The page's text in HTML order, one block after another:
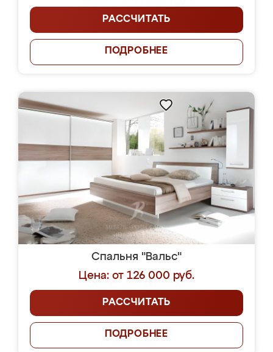
РАССЧИТАТЬ
ПОДРОБНЕЕ
Спальня "Вальс"
Цена: от 126 000 руб.
РАССЧИТАТЬ
ПОДРОБНЕЕ